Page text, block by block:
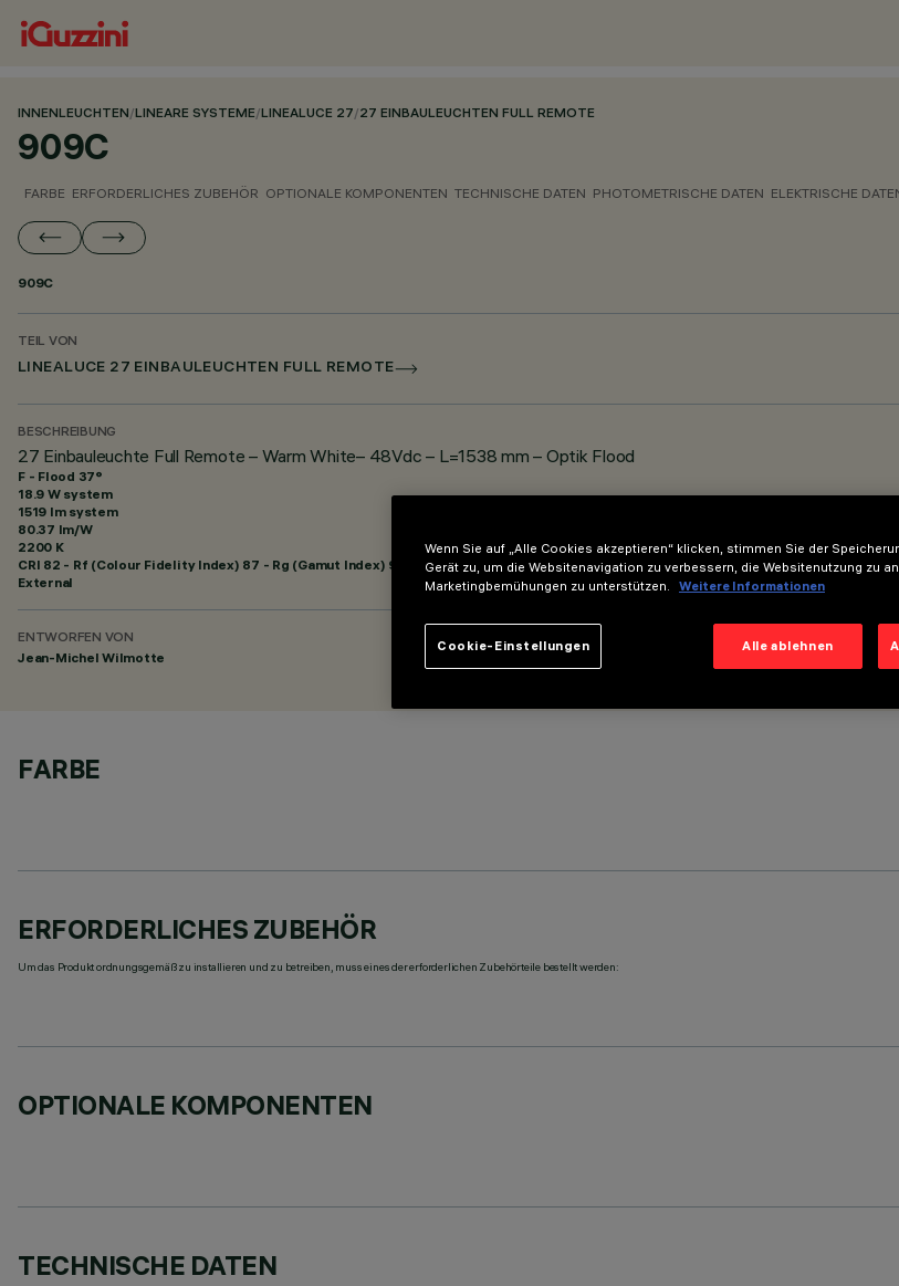
INNENLEUCHTEN/LINEARE SYSTEME/LINEALUCE 27/27 EINBAULEUCHTEN FULL REMOTE
909C
FARBE ERFORDERLICHES ZUBEHÖR OPTIONALE KOMPONENTEN TECHNISCHE DATEN PHOTOMETRISCHE DATEN ELEKTRISCHE
909C
TEIL VON
LINEALUCE 27 EINBAULEUCHTEN FULL REMOTE
BESCHREIBUNG
27 Einbauleuchte Full Remote – Warm White– 48Vdc – L=1538 mm – Optik Flood
F - Flood 37°
18.9 W system
1519 lm system
80.37 lm/W
2200 K
CRI 82 - Rf (Colour Fidelity Index) 87 - Rg (Gamut Index) 97
External
ENTWORFEN VON
Jean-Michel Wilmotte
FARBE
ERFORDERLICHES ZUBEHÖR
Um das Produkt ordnungsgemäß zu installieren und zu betreiben, muss eines der erforderlichen Zubehörteile bestellt werden:
OPTIONALE KOMPONENTEN
TECHNISCHE DATEN
Wenn Sie auf „Alle Cookies akzeptieren“ klicken, stimmen Sie der
Gerät zu, um die Websitenavigation zu verbessern, die Websitenutzung zu
Marketingbemühungen zu unterstützen.
Weitere Informationen
Alle ablehnen
Cookie-Einstellungen